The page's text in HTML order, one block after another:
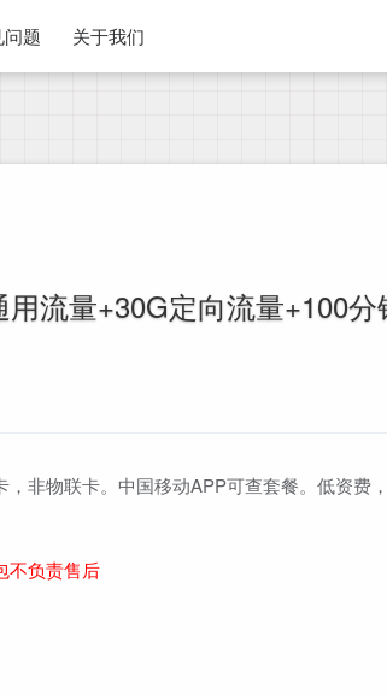
题 关于我们
流量+30G定向流量+100分
非物联卡。中国移动APP可查套餐。低资费
不负责售后